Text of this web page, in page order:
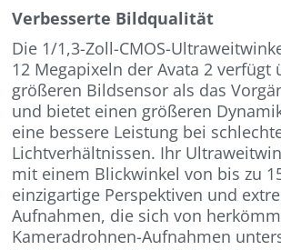
Verbesserte Bildqualität
Die 1/1,3-Zoll-CMOS-
12 Megapixeln der Avata 2 verfügt
größeren Bildsensor als das
und bietet einen größeren
eine bessere Leistung bei
Lichtverhältnissen. Ihr
mit einem Blickwinkel von bis zu
einzigartige Perspektiven und
Aufnahmen, die sich von
Kameradrohnen-Aufnahmen